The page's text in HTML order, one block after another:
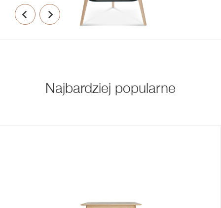
Najbardziej popularne